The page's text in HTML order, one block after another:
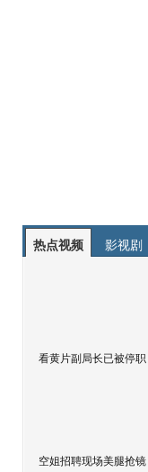
热点视频 影视剧
看黄片副局长已被停职
空姐招聘现场美腿抢镜